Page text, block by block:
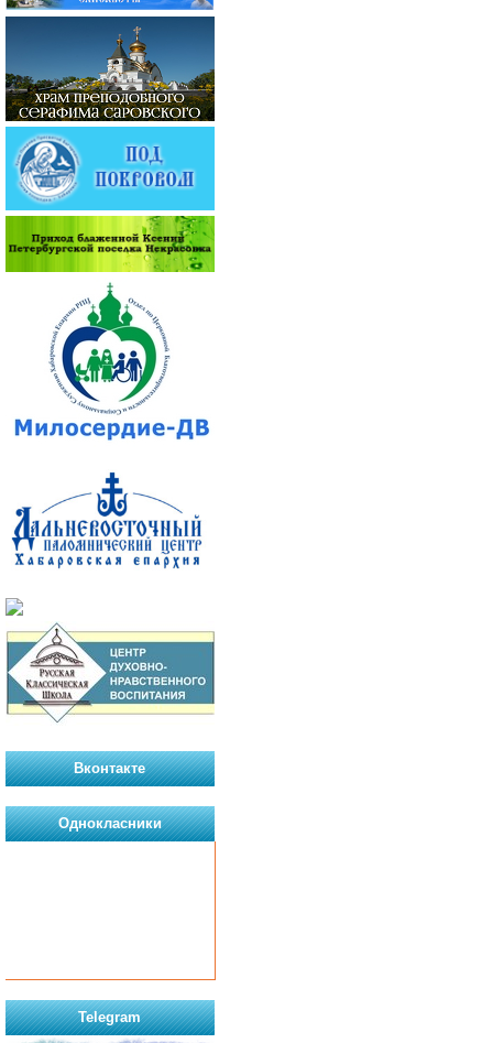
Вконтакте
Однокласники
Telegram